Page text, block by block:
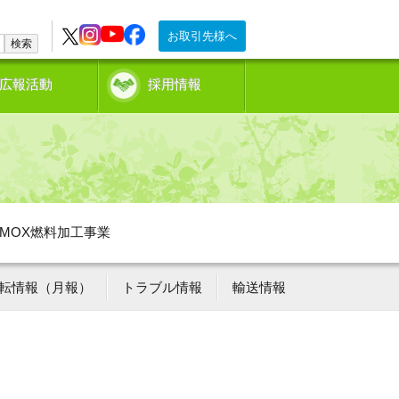
お取引先様へ
検索
広報活動 採用情報
MOX燃料加工事業
情報（月報） トラブル情報 輸送情報